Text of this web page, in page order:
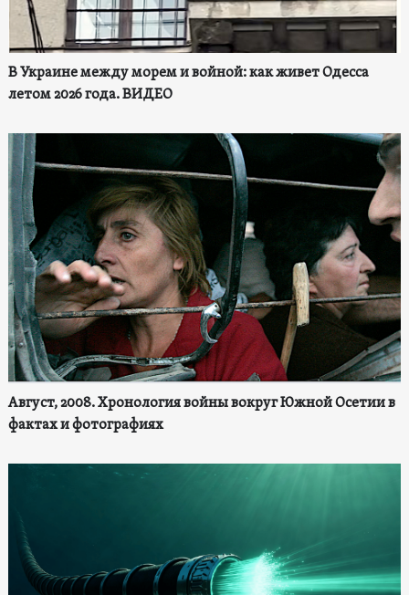
В Украине между морем и войной: как живет Одесса
летом 2026 года. ВИДЕО
Август, 2008. Хронология войны вокруг Южной Осетии в
фактах и фотографиях